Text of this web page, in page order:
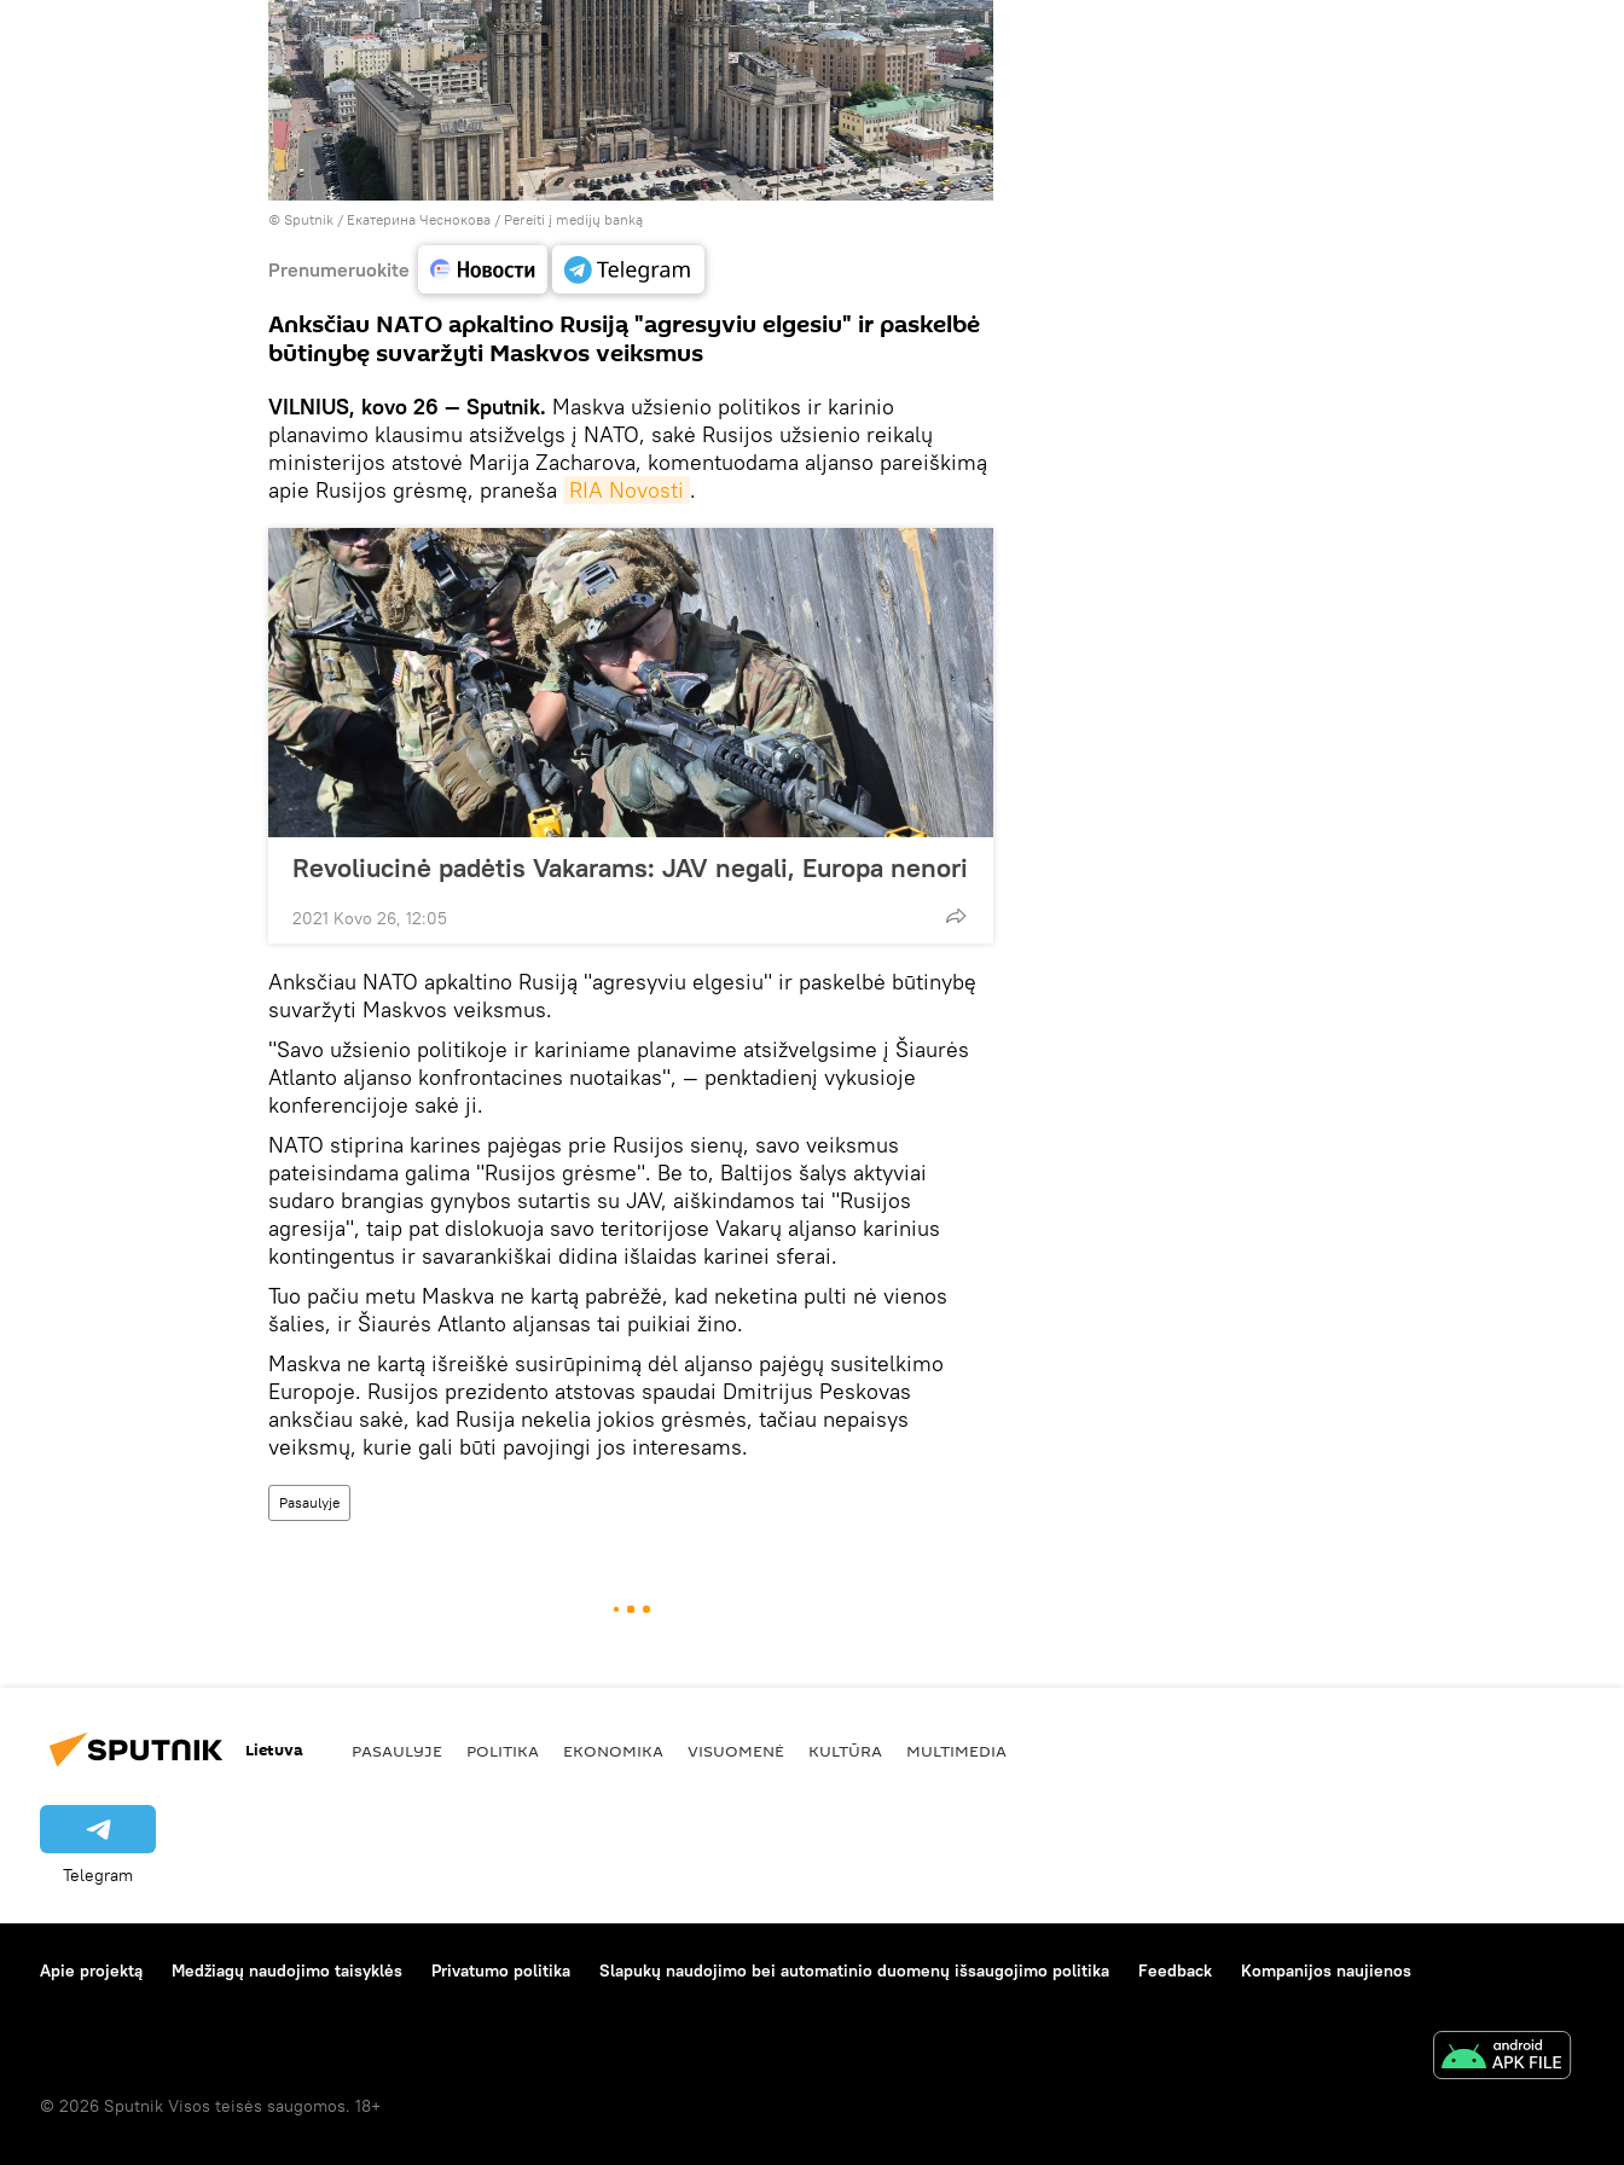
© Sputnik / Екатерина Чеснокова / Pereiti į medijų banką
Prenumeruokite
Anksčiau NATO apkaltino Rusiją "agresyviu elgesiu" ir paskelbė
būtinybę suvaržyti Maskvos veiksmus
VILNIUS, kovo 26 — Sputnik. Maskva užsienio politikos ir karinio
planavimo klausimu atsižvelgs į NATO, sakė Rusijos užsienio reikalų
ministerijos atstovė Marija Zacharova, komentuodama aljanso pareiškimą
apie Rusijos grėsmę, praneša RIA Novosti .
Revoliucinė padėtis Vakarams: JAV negali, Europa nenori
2021 Kovo 26, 12:05
Anksčiau NATO apkaltino Rusiją "agresyviu elgesiu" ir paskelbė būtinybę
suvaržyti Maskvos veiksmus.
"Savo užsienio politikoje ir kariniame planavime atsižvelgsime į Šiaurės
Atlanto aljanso konfrontacines nuotaikas", — penktadienį vykusioje
konferencijoje sakė ji.
NATO stiprina karines pajėgas prie Rusijos sienų, savo veiksmus
pateisindama galima "Rusijos grėsme". Be to, Baltijos šalys aktyviai
sudaro brangias gynybos sutartis su JAV, aiškindamos tai "Rusijos
agresija", taip pat dislokuoja savo teritorijose Vakarų aljanso karinius
kontingentus ir savarankiškai didina išlaidas karinei sferai.
Tuo pačiu metu Maskva ne kartą pabrėžė, kad neketina pulti nė vienos
šalies, ir Šiaurės Atlanto aljansas tai puikiai žino.
Maskva ne kartą išreiškė susirūpinimą dėl aljanso pajėgų susitelkimo
Europoje. Rusijos prezidento atstovas spaudai Dmitrijus Peskovas
anksčiau sakė, kad Rusija nekelia jokios grėsmės, tačiau nepaisys
veiksmų, kurie gali būti pavojingi jos interesams.
Pasaulyje
Lietuva PASAULYJE POLITIKA EKONOMIKA VISUOMENĖ KULTŪRA MULTIMEDIA
Telegram
Apie projektą Medžiagų naudojimo taisyklės Privatumo politika Slapukų naudojimo bei automatinio duomenų išsaugojimo politika Feedback Kompanijos naujienos
© 2026 Sputnik Visos teisės saugomos. 18+